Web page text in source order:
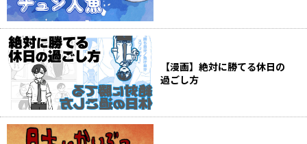
【漫画】絶対に勝てる休日の
過ごし方